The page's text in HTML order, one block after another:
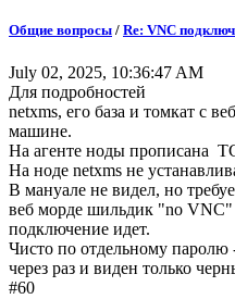
Общие вопросы / Re: VNC
July 02, 2025, 10:36:47 AM
Для подробностей
netxms, его база и томкат с
машине.
На агенте ноды прописана
На ноде netxms не
В мануале не видел, но
веб морде шильдик "no VNC"
подключение идет.
Чисто по отдельному
через раз и виден только
#60